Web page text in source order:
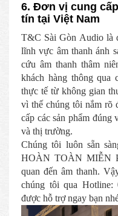
6. Đơn vị cung
tín tại Việt Nam
T&C Sài Gòn Audio là
lĩnh vực âm thanh ánh
cứu âm thanh thâm
khách hàng thông qua
thực tế từ không gian
vì thế chúng tôi nắm rõ
cấp các sản phẩm đúng
và thị trường.
Chúng tôi luôn sẵn
HOÀN TOÀN MIỄN
quan đến âm thanh.
chúng tôi qua Hotline:
được hỗ trợ ngay bạn